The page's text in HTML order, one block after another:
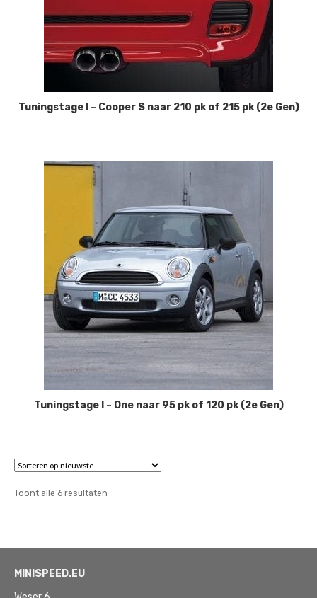
Tuningstage I – Cooper S naar 210 pk of 215 pk (2e Gen)
Tuningstage I – One naar 95 pk of 120 pk (2e Gen)
Toont alle 6 resultatenGesorteerd
MINISPEED.EU